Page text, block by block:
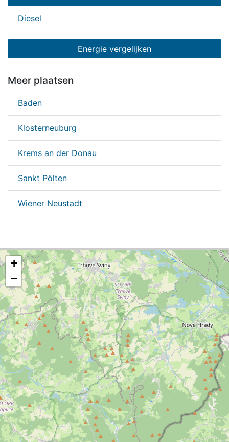
Diesel
Energie vergelijken
Meer plaatsen
Baden
Klosterneuburg
Krems an der Donau
Sankt Pölten
Wiener Neustadt
+
−